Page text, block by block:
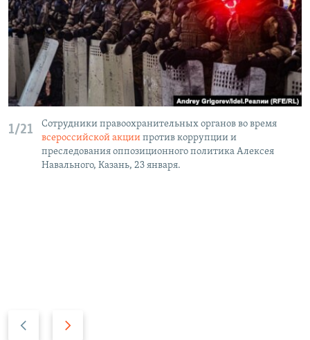
1/21
Сотрудники правоохранительных органов во время
всероссийской акции против коррупции и
преследования оппозиционного политика Алексея
Навального, Казань, 23 января.